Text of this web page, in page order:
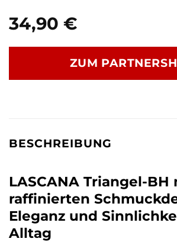
34,90 €
ZUM
BESCHREIBUNG
LASCANA Triangel-BH
raffinierten
Eleganz und
Alltag